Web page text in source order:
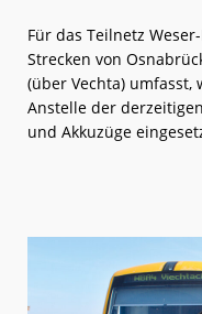
Für das Teilnetz
Strecken von
(über Vechta)
Anstelle der
und Akkuzüge